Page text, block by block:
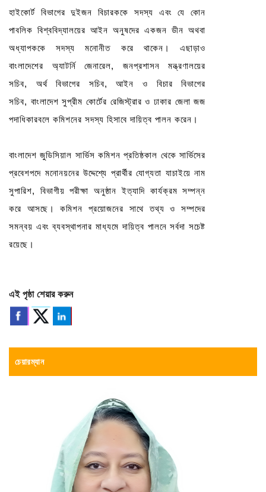
হাইকোর্ট বিভাগের দুইজন বিচারককে সদস্য এবং যে কোন
পাবলিক বিশ্ববিদ্যালয়ের আইন অনুষদের একজন ডীন অথবা
অধ্যাপককে সদস্য মনোনীত করে থাকেন। এছাড়াও
বাংলাদেশের অ্যাটর্নি জেনারেল, জনপ্রশাসন মন্ত্রণালয়ের
সচিব, অর্থ বিভাগের সচিব,আইন ও বিচার বিভাগের
সচিব, বাংলাদেশ সুপ্রীম কোর্টের রেজিস্ট্রার ও ঢাকার জেলা জজ
পদাধিকারবলে কমিশনের সদস্য হিসাবে দায়িত্ব পালন করেন।
বাংলাদেশ জুডিসিয়াল সার্ভিস কমিশন প্রতিষ্ঠকাল থেকে সার্ভিসের
প্রবেশপদে মনোনয়নের উদ্দেশ্যে প্রার্থীর যোগ্যতা যাচাইয়ে নাম
সুপারিশ, বিভাগীয় পরীক্ষা অনুষ্ঠান ইত্যাদি কার্যক্রম সম্পন্ন
করে আসছে। কমিশন প্রয়োজনের সাথে তথ্য ও সম্পদের
সমন্বয় এবং ব্যবস্থাপনার মাধ্যমে দায়িত্ব পালনে সর্বদা সচেষ্ট
রয়েছে।
এই পৃষ্ঠা শেয়ার করুন
চেয়ারম্যান